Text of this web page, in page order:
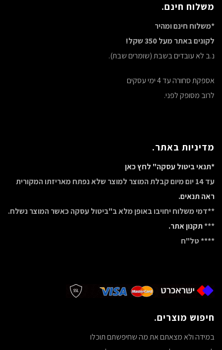
משלוח חינם.
*משלוח חינם ומהיר
לקונים באתר מעל 350 שקל!
נ.ב לא עובדים בשבת (שומרים שבת).
אספקת סחורה עד 4 ימי עסקים
לרוב מסופק לפני.
מדיניות באתר.
*תנאי ביטול עסקה" לחץ כאן
עד 14 יום מיום קבלת המוצר למוצר שלא נפתח מאריזתו המקורית
ראה תנאים.
**דמי משלוח יחויבו באופן מלא ב"ביטול עסקה כאשר המוצר נשלח.
***תקנון אתר.
**** טל"ח
חיפוש מוצרים.
במידה ולא מצאתם את מה שחיפשתם תוכלו